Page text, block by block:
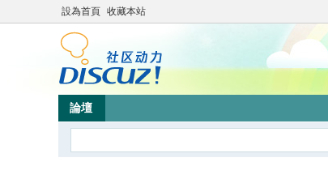
設為首頁 收藏本站
論壇